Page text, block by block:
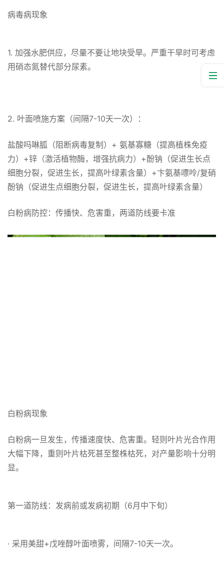
病毒病现象
1. 加强水肥供应，尽量不要让地块受旱。严重干旱时可考虑
用硝态氮替代部分尿素。
2. 叶面喷施方案（间隔7-10天一次）：
盐酸吗啉胍（阻断病毒复制）+ 氨基寡糖（提高植株免疫
力）+锌（激活植物酶，增强抗病力）+酚钠（促进生长点
细胞分裂，促进生长，提高叶绿素含量）+卞氨基嘌呤/复硝
酚钠（促进生点细胞分裂，促进生长，提高叶绿素含量）
白粉病防控：传播快、危害重，两道防线要卡准
白粉病现象
白粉病一旦发生，传播速度快、危害重。轻则叶片光合作用
大幅下降，重则叶片枯死甚至整株枯死，对产量影响十分明
显。
第一道防线：发病前或发病初期（6月中下旬）
· 采用美甜+戊唑醇叶面喷雾，间隔7-10天一次。